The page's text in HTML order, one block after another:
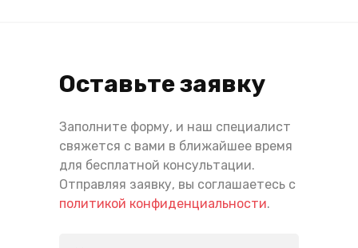
Оставьте заявку
Заполните форму, и наш специалист
свяжется с вами в ближайшее время
для бесплатной консультации.
Отправляя заявку, вы соглашаетесь с
политикой конфиденциальности.